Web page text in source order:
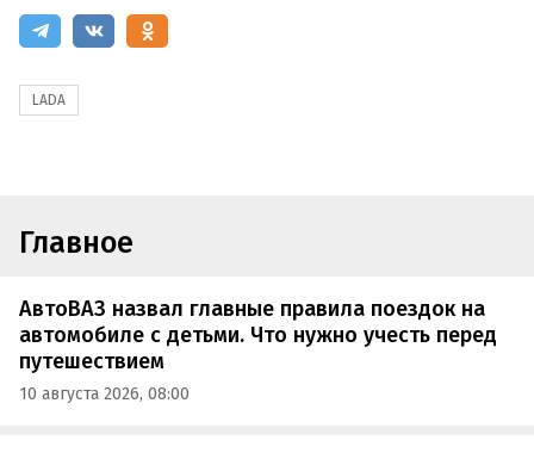
LADA
Главное
АвтоВАЗ назвал главные правила поездок на
автомобиле с детьми. Что нужно учесть перед
путешествием
10 августа 2026, 08:00